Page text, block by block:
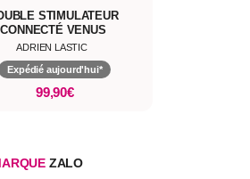
STIMULATEUR
CONNECTÉ VENUS
ADRIEN LASTIC
Expédié aujourd'hui*
99,90€
ZALO